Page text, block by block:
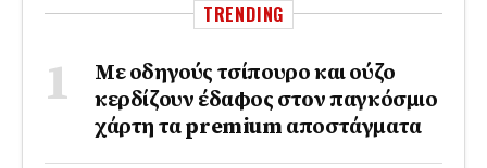
TRENDING
Με οδηγούς τσίπουρο και ούζο
κερδίζουν έδαφος στoν παγκόσμιο
χάρτη τα premium αποστάγματα